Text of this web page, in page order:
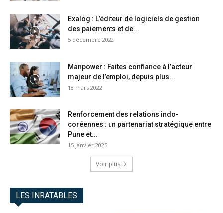
Exalog : L’éditeur de logiciels de gestion
des paiements et de...
5 décembre 2022
Manpower : Faites confiance à l’acteur
majeur de l’emploi, depuis plus...
18 mars 2022
Renforcement des relations indo-
coréennes : un partenariat stratégique entre
Pune et...
15 janvier 2025
Voir plus
LES INRATABLES